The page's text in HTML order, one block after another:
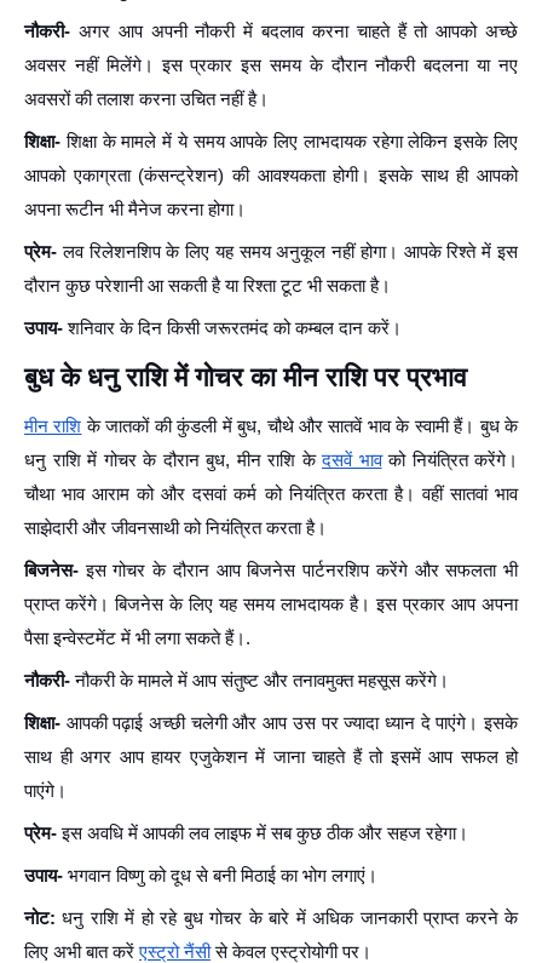
नौकरी- अगर आप अपनी नौकरी में बदलाव करना चाहते हैं तो आपको अच्छे
अवसर नहीं मिलेंगे। इस प्रकार इस समय के दौरान नौकरी बदलना या नए
अवसरों की तलाश करना उचित नहीं है।
शिक्षा-शिक्षा के मामले में ये समय आपके लिए लाभदायक रहेगा लेकिन इसके लिए
आपको एकाग्रता (कंसन्ट्रेशन) की आवश्यकता होगी। इसके साथ ही आपको
अपना रूटीन भी मैनेज करना होगा।
प्रेम- लव रिलेशनशिप के लिए यह समय अनुकूल नहीं होगा। आपके रिश्ते में इस
दौरान कुछ परेशानी आ सकती है या रिश्ता टूट भी सकता है।
उपाय-शनिवार के दिन किसी जरूरतमंद को कम्बल दान करें।
बुध के धनु राशि में गोचर का मीन राशि पर प्रभाव
मीन राशि के जातकों की कुंडली में बुध, चौथे और सातवें भाव के स्वामी हैं। बुध के
धनु राशि में गोचर के दौरान बुध, मीन राशि केदसवें भावको नियंत्रित करेंगे।
चौथा भाव आराम को और दसवां कर्म को नियंत्रित करता है। वहीं सातवां भाव
साझेदारी और जीवनसाथी को नियंत्रित करता है।
बिजनेस- इस गोचर के दौरान आप बिजनेस पार्टनरशिप करेंगे और सफलता भी
प्राप्त करेंगे। बिजनेस के लिए यह समय लाभदायक है। इस प्रकार आप अपना
पैसा इन्वेस्टमेंट में भी लगा सकते हैं। .
नौकरी-नौकरी के मामले में आप संतुष्ट और तनावमुक्त महसूस करेंगे।
शिक्षा- आपकी पढ़ाई अच्छी चलेगी और आप उस पर ज्यादा ध्यान दे पाएंगे। इसके
साथ ही अगर आप हायर एजुकेशन में जाना चाहते हैं तो इसमें आप सफल हो
पाएंगे।
प्रेम-इस अवधि में आपकी लव लाइफ में सब कुछ ठीक और सहज रहेगा।
उपाय- भगवान विष्णु को दूध से बनी मिठाई का भोग लगाएं।
नोट: धनु राशि में हो रहे बुध गोचर के बारे में अधिक जानकारी प्राप्त करने के
लिए अभी बात करेंएस्ट्रो नैंसीसे केवल एस्ट्रोयोगी पर।